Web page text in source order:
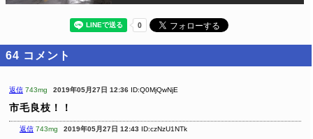
64 コメント
返信 743mg 2019年05月27日 12:36 ID:Q0MjQwNjE
市毛良枝！！
返信 743mg 2019年05月27日 12:43 ID:czNzU1NTk